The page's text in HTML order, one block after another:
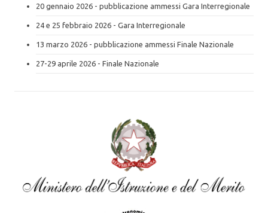
20 gennaio 2026 - pubblicazione ammessi Gara Interregionale
24 e 25 febbraio 2026 - Gara Interregionale
13 marzo 2026 - pubblicazione ammessi Finale Nazionale
27-29 aprile 2026 - Finale Nazionale